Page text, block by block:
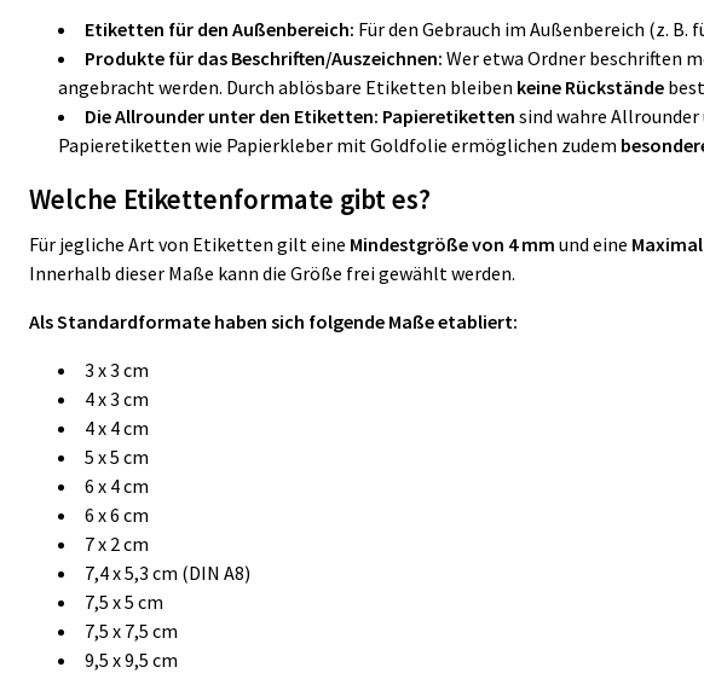
Etiketten für den Außenbereich: Für den Gebrauch im Außenbereich (z. B.
Produkte für das Beschriften/Auszeichnen: Wer etwa Ordner beschriften
angebracht werden. Durch ablösbare Etiketten bleiben keine Rückstände
Die Allrounder unter den Etiketten: Papieretiketten sind wahre
Papieretiketten wie Papierkleber mit Goldfolie ermöglichen zudem
Welche Etikettenformate gibt es?
Für jegliche Art von Etiketten gilt eine Mindestgröße von 4 mm und eine
Innerhalb dieser Maße kann die Größe frei gewählt werden.
Als Standardformate haben sich folgende Maße etabliert:
3 x 3 cm
4 x 3 cm
4 x 4 cm
5 x 5 cm
6 x 4 cm
6 x 6 cm
7 x 2 cm
7,4 x 5,3 cm (DIN A8)
7,5 x 5 cm
7,5 x 7,5 cm
9,5 x 9,5 cm